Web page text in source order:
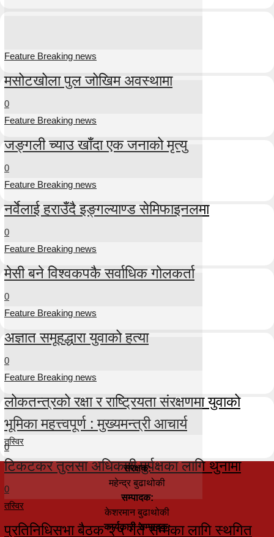
Feature Breaking news
मसोटखोला पुल जोखिम अवस्थामा
0
Feature Breaking news
जङ्गली च्याउ खाँदा एक जनाको मृत्यु
0
Feature Breaking news
नर्वेलाई हराउँदै इङ्गल्याण्ड सेमिफाइनलमा
0
Feature Breaking news
मेसी बने विश्वकपकै सर्वाधिक गोलकर्ता
0
Feature Breaking news
अज्ञात समूहद्धारा युवाको हत्या
0
Feature Breaking news
लोकतन्त्रको रक्षा र राष्ट्रियता संरक्षणमा युवाको
भूमिका महत्त्वपूर्ण : मुख्यमन्त्री आचार्य
0
तस्विर
टिकटकर तुलसा अधिकारी पुर्पक्षका लागि थुनामा
0
तस्विर
प्रतिनिधिसभा बैठक २५ गते सम्मका लागि स्थगित
संरक्षक:
महेन्द्र बुढाथोकी
सम्पादक:
केशरमान बुढाथोकी
कार्यकारी सम्पादक: